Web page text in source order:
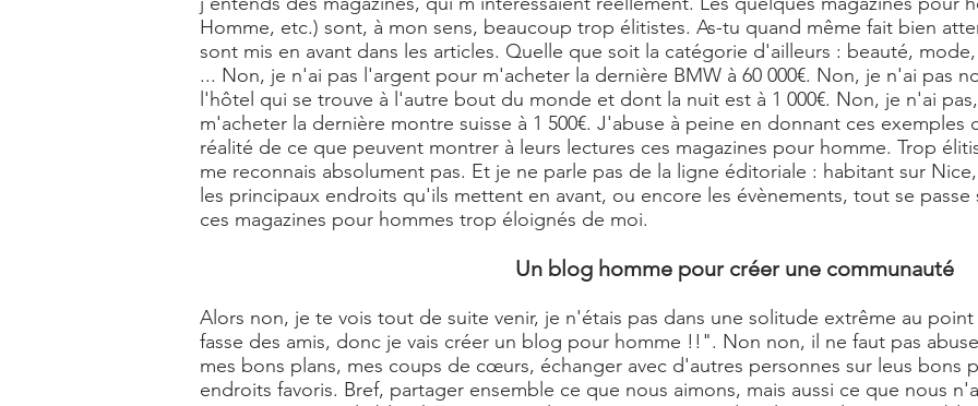
Homme, etc.) sont, à mon sens, beaucoup trop élitistes. As-tu quand même fait bien
sont mis en avant dans les articles. Quelle que soit la catégorie d'ailleurs : beauté,
... Non, je n'ai pas l'argent pour m'acheter la dernière BMW à 60 000€. Non, je n'ai pas
l'hôtel qui se trouve à l'autre bout du monde et dont la nuit est à 1 000€. Non, je n'ai
m'acheter la dernière montre suisse à 1 500€. J'abuse à peine en donnant ces
réalité de ce que peuvent montrer à leurs lectures ces magazines pour homme. Trop
me reconnais absolument pas. Et je ne parle pas de la ligne éditoriale : habitant sur
les principaux endroits qu'ils mettent en avant, ou encore les évènements, tout se
ces magazines pour hommes trop éloignés de moi.
Un blog homme pour créer une communauté
Alors non, je te vois tout de suite venir, je n'étais pas dans une solitude extrême au
fasse des amis, donc je vais créer un blog pour homme !!". Non non, il ne faut pas
mes bons plans, mes coups de cœurs, échanger avec d'autres personnes sur leus bons
endroits favoris. Bref, partager ensemble ce que nous aimons, mais aussi ce que nous